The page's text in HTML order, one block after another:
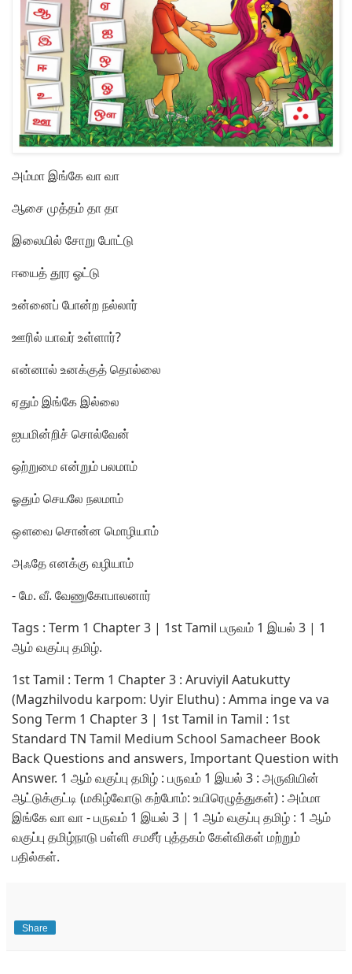
அம்மா இங்கே வா வா
ஆசை முத்தம் தா தா
இலையில் சோறு போட்டு
ஈயைத் தூர ஓட்டு
உன்னைப் போன்ற நல்லார்
ஊரில் யாவர் உள்ளார்?
என்னால் உனக்குத் தொல்லை
ஏதும் இங்கே இல்லை
ஐயமின்றிச் சொல்வேன்
ஒற்றுமை என்றும் பலமாம்
ஓதும் செயலே நலமாம்
ஔவை சொன்ன மொழியாம்
அஃதே எனக்கு வழியாம்
- மே. வீ. வேணுகோபாலனார்
Tags : Term 1 Chapter 3 | 1st Tamil பருவம் 1 இயல் 3 | 1
ஆம் வகுப்பு தமிழ்.
1st Tamil : Term 1 Chapter 3 : Aruviyil Aatukutty
(Magzhilvodu karpom: Uyir Eluthu) : Amma inge va va
Song Term 1 Chapter 3 | 1st Tamil in Tamil : 1st
Standard TN Tamil Medium School Samacheer Book
Back Questions and answers, Important Question with
Answer. 1 ஆம் வகுப்பு தமிழ் : பருவம் 1 இயல் 3 : அருவியின்
ஆட்டுக்குட்டி (மகிழ்வோடு கற்போம்: உயிரெழுத்துகள்) : அம்மா
இங்கே வா வா - பருவம் 1 இயல் 3 | 1 ஆம் வகுப்பு தமிழ் : 1 ஆம்
வகுப்பு தமிழ்நாடு பள்ளி சமசீர் புத்தகம் கேள்விகள் மற்றும்
பதில்கள்.
Share